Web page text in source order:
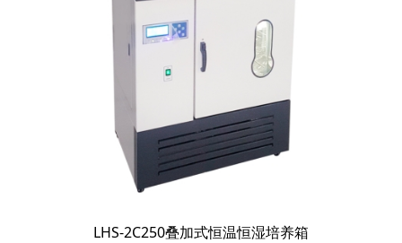
LHS-2C250叠加式恒温恒湿培养箱